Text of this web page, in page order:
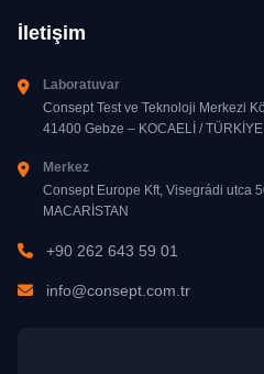
İletişim
Laboratuvar
Consept Test ve Teknoloji Merkezi
41400 Gebze – KOCAELİ / TÜRKİYE
Merkez
Consept Europe Kft, Visegrádi utca
MACARİSTAN
+90 262 643 59 01
info@consept.com.tr